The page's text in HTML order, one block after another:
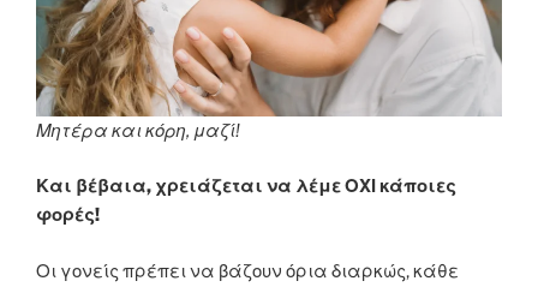
Μητέρα και κόρη, μαζί!
Και βέβαια, χρειάζεται να λέμε ΟΧΙ κάποιες
φορές!
Οι γονείς πρέπει να βάζουν όρια διαρκώς, κάθε